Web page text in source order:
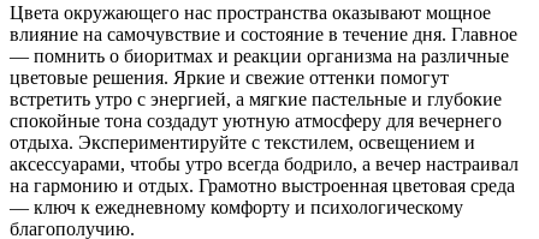
Цвета окружающего нас пространства оказывают мощное
влияние на самочувствие и состояние в течение дня. Главное
— помнить о биоритмах и реакции организма на различные
цветовые решения. Яркие и свежие оттенки помогут
встретить утро с энергией, а мягкие пастельные и глубокие
спокойные тона создадут уютную атмосферу для вечернего
отдыха. Экспериментируйте с текстилем, освещением и
аксессуарами, чтобы утро всегда бодрило, а вечер настраивал
на гармонию и отдых. Грамотно выстроенная цветовая среда
— ключ к ежедневному комфорту и психологическому
благополучию.